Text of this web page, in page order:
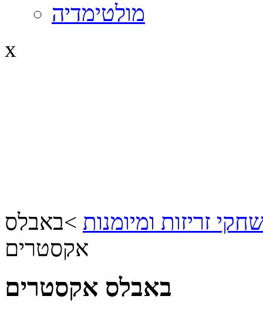
מולטימדיה
x
זריזות ומיומנות >באבלס
אקסטרים
באבלס אקסטרים